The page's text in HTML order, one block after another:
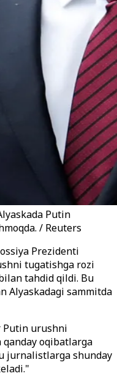
Putin
/ Reuters
Prezidenti
tugatishga rozi
tahdid qildi. Bu
Alyaskadagi sammitda
Putin urushni
qanday oqibatlarga
jurnalistlarga shunday